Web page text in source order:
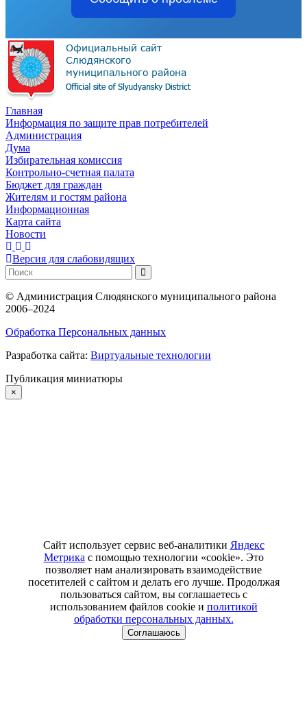
Главная
Информация по защите прав потребителей
Администрация
Дума
Избирательная комиссия
Контрольно-счетная палата
Бюджет для граждан
Жителям и гостям района
Информационная
Карта сайта
Новости
Версия для слабовидящих
© Администрация Слюдянского муниципального района
2006–2024
Обработка Персональных данных
Разработка сайта: Виртуальные технологии
Публикация миниатюры
×
Сайт использует сервис веб-аналитики Яндекс
Метрика с помощью технологии «cookie». Это
позволяет нам анализировать взаимодействие
посетителей с сайтом и делать его лучше. Продолжая
пользоваться сайтом, вы соглашаетесь с
использованием файлов cookie и политикой
обработки персональных данных.
Соглашаюсь